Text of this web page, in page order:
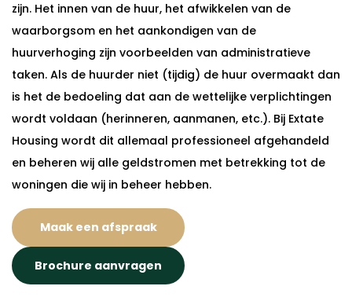
zijn. Het innen van de huur, het afwikkelen van de
waarborgsom en het aankondigen van de
huurverhoging zijn voorbeelden van administratieve
taken. Als de huurder niet (tijdig) de huur overmaakt dan
is het de bedoeling dat aan de wettelijke verplichtingen
wordt voldaan (herinneren, aanmanen, etc.). Bij Extate
Housing wordt dit allemaal professioneel afgehandeld
en beheren wij alle geldstromen met betrekking tot de
woningen die wij in beheer hebben.
Maak een afspraak
Brochure aanvragen